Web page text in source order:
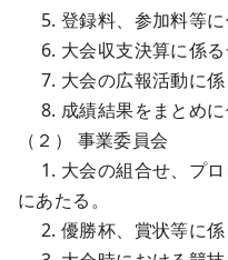
5. 登録料、参加料等に
6. 大会収支決算に係る
7. 大会の広報活動に係
8. 成績結果をまとめに
（２） 事業委員会
1. 大会の組合せ、プロ
にあたる。
2. 優勝杯、賞状等に係